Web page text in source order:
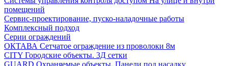
помещений
Сервис-проектирование, пуско-наладочные работы
Комплексный подход
Серии ограждений
ОКТАВА Сетчатое ограждение из проволоки 8м
CITY Городские объекты. 3Д сетки
GUARD Охраняемые объекты. Панели под насадку